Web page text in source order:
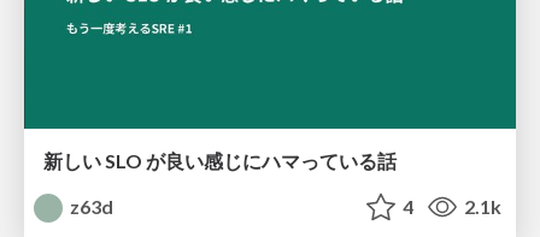
新しい SLO が良い感じにハマっている話
z63d
4 2.1k